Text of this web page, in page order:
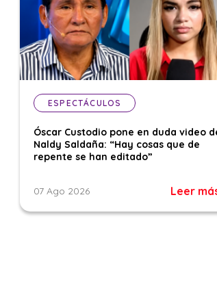
ESPECTÁCULOS
Óscar Custodio pone en duda video
Naldy Saldaña: “Hay cosas que de
repente se han editado”
07 Ago 2026 Leer